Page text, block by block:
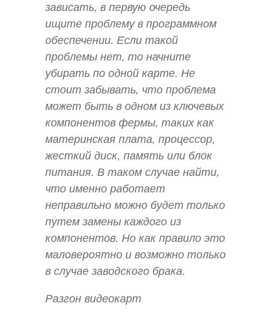
зависать, в первую очередь
ищите проблему в программном
обеспечении. Если такой
проблемы нет, то начните
убирать по одной карте. Не
стоит забывать, что проблема
может быть в одном из ключевых
компонентов фермы, таких как
материнская плата, процессор,
жесткий диск, память или блок
питания. В таком случае найти,
что именно работает
неправильно можно будет только
путем замены каждого из
компонентов. Но как правило это
маловероятно и возможно только
в случае заводского брака.
Разгон видеокарт